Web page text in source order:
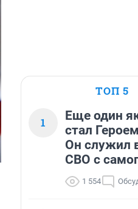
ТОП 5
1
Еще один
стал
Он служил
СВО с
1 554